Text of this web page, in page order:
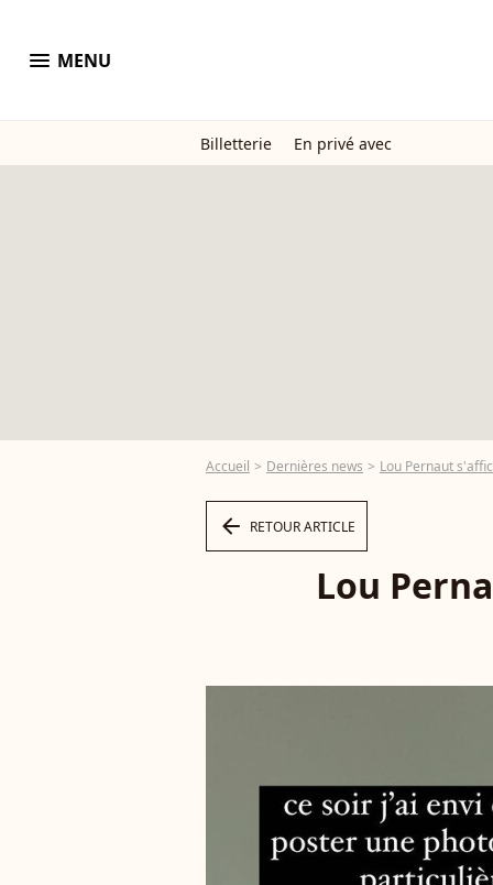
menu MENU
Billetterie En privé avec
Accueil Dernières news Lou Pernaut
arrow_left RETOUR ARTICLE
Lou